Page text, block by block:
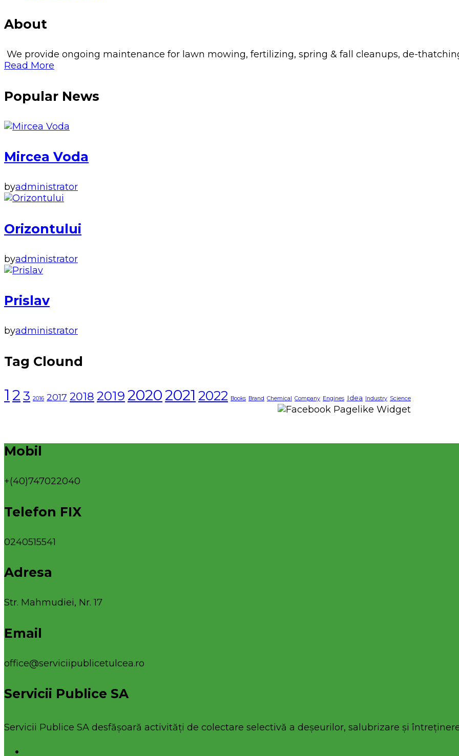
About
We provide ongoing maintenance for lawn mowing, fertilizing, spring & fall cleanups, de-
Read More
Popular News
Mircea Voda
byadministrator
Orizontului
byadministrator
Prislav
byadministrator
Tag Clound
1 2 3 2016 2017 2018 2019 20202021 2022 Books Brand Chemical Company Engines Idea Industry Science
Mobil
+(40)747022040
Telefon FIX
0240515541
Adresa
Str. Mahmudiei, Nr. 17
Email
office@serviciipublicetulcea.ro
Servicii Publice SA
Servicii Publice SA desfășoară activități de colectare selectivă a deșeurilor, salubrizare și